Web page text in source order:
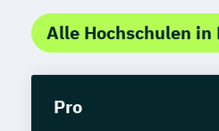
Alle Hochschulen in
Pro